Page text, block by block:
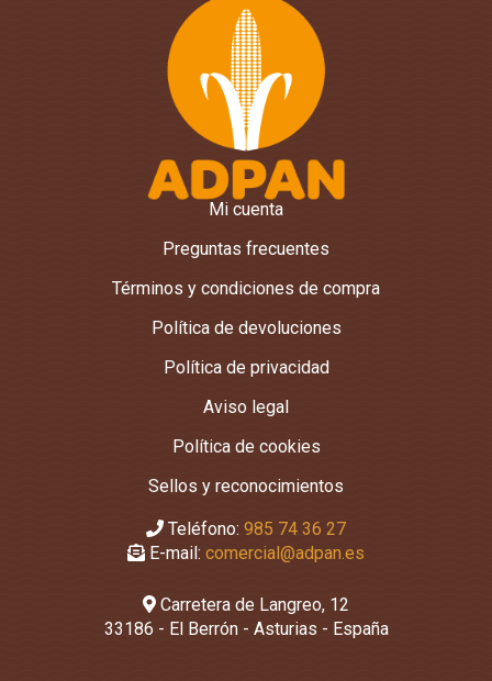
Mi cuenta
Preguntas frecuentes
Términos y condiciones de compra
Política de devoluciones
Política de privacidad
Aviso legal
Política de cookies
Sellos y reconocimientos
Teléfono: 985 74 36 27
E-mail: comercial@adpan.es
Carretera de Langreo, 12
33186 - El Berrón - Asturias - España